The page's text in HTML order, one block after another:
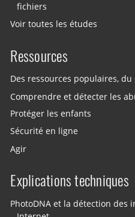
fichiers
Voir toutes les études
Ressources
Des ressources populaires,
Comprendre et détecter les
Protéger les enfants
Sécurité en ligne
Agir
Explications techniques
PhotoDNA et la détection des